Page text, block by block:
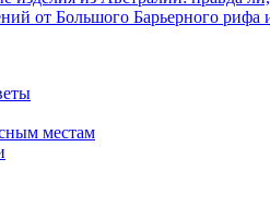
от Большого Барьерного
местам